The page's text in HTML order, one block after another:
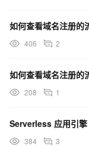
如何查看域名注册的
406 2
如何查看域名注册的
208 1
Serverless 应用引擎
384 3